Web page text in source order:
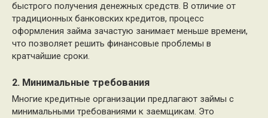
быстрого получения денежных средств. В отличие от
традиционных банковских кредитов, процесс
оформления займа зачастую занимает меньше времени,
что позволяет решить финансовые проблемы в
кратчайшие сроки.
2. Минимальные требования
Многие кредитные организации предлагают займы с
минимальными требованиями к заемщикам. Это